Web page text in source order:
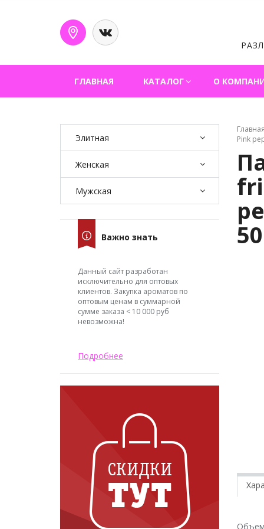
ГЛАВНАЯ КАТАЛОГ О
Pink
Элитная
Женская
Мужская
Важно знать
Данный сайт разработан
исключительно для оптовых
клиентов. Закупка ароматов по
оптовым ценам в суммарной
сумме заказа < 10 000 руб
невозможна!
Подробнее